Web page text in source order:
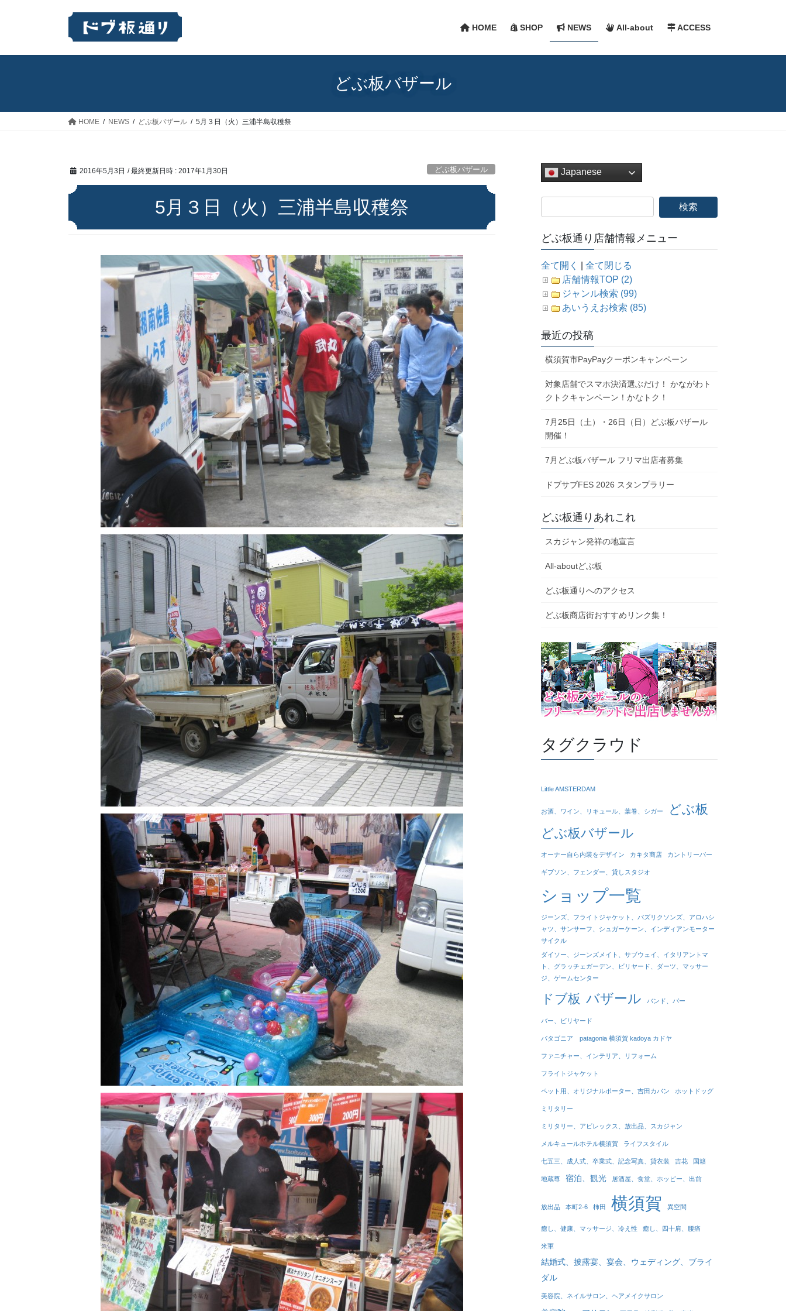
HOME SHOP NEWS All-about ACCESS
どぶ板バザール
HOME NEWS どぶ板バザール 5月３日（火）三浦半島収穫祭
2016年5月3日 / 最終更新日時 : 2017年1月30日 どぶ板バザール
5月３日（火）三浦半島収穫祭
Japanese
どぶ板通り店舗情報メニュー
全て開く |全て閉じる
店舗情報TOP (2)
ジャンル検索 (99)
あいうえお検索 (85)
最近の投稿
横須賀市PayPayクーポンキャンペーン
対象店舗でスマホ決済選ぶだけ！ かながわト
クトクキャンペーン！かなトク！
7月25日（土）・26日（日）どぶ板バザール
開催！
7月どぶ板バザール フリマ出店者募集
ドブサブFES 2026 スタンプラリー
どぶ板通りあれこれ
スカジャン発祥の地宣言
All-aboutどぶ板
どぶ板通りへのアクセス
どぶ板商店街おすすめリンク集！
タグクラウド
Little AMSTERDAM
お酒、ワイン、リキュール、葉巻、シガー
どぶ板
どぶ板バザール
オーナー自ら内装をデザイン カキタ商店 カントリーバー
ギブソン、フェンダー、貸しスタジオ
ショップ一覧
ジーンズ、フライトジャケット、パズリクソンズ、アロハシ
ャツ、サンサーフ、シュガーケーン、インディアンモーター
サイクル
ダイソー、ジーンズメイト、サブウェイ、イタリアントマ
ト、グラッチェガーデン、ビリヤード、ダーツ、マッサー
ジ、ゲームセンター
ドブ板 バザール バンド、バー
バー、ビリヤード
パタゴニア patagonia 横須賀 kadoya カドヤ
ファニチャー、インテリア、リフォーム
フライトジャケット
ペット用、オリジナルポーター、吉田カバン ホットドッグ
ミリタリー
ミリタリー、アビレックス、放出品、スカジャン
メルキュールホテル横須賀 ライフスタイル
七五三、成人式、卒業式、記念写真、貸衣装 吉花 国籍
地蔵尊 宿泊、観光 居酒屋、食堂、ホッピー、出前
放出品 本町2-6 柿田 横須賀 異空間
癒し、健康、マッサージ、冷え性 癒し、四十肩、腰痛
米軍
結婚式、披露宴、宴会、ウェディング、ブライ
ダル
美容院、ネイルサロン、ヘアメイクサロン